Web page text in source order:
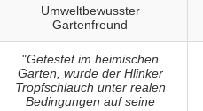
Umweltbewusster
Gartenfreund
"Getestet im heimischen
Garten, wurde der Hlinker
Tropfschlauch unter realen
Bedingungen auf seine